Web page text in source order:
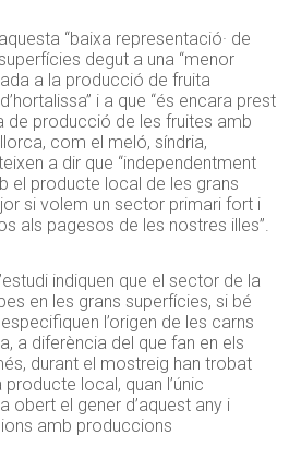
“baixa representació· de
degut a una “menor
a la producció de fruita
i a que “és encara prest
de producció de les fruites amb
com el meló, síndria,
a dir que “independentment
el producte local de les grans
si volem un sector primari fort i
als pagesos de les nostres illes”.
indiquen que el sector de la
en les grans superfícies, si bé
l’origen de les carns
a diferència del que fan en els
durant el mostreig han trobat
local, quan l’únic
obert el gener d’aquest any i
amb produccions